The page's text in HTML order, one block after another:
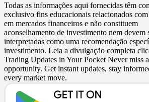
Todas as informações aqui fornecidas têm
exclusivo fins educacionais relacionados
em mercados financeiros e não constituem
aconselhamento de investimento nem devem
interpretadas como uma recomendação
investimento. Leia a divulgação completa
Trading Updates in Your Pocket Never miss
opportunity. Get instant updates, stay
every market move.